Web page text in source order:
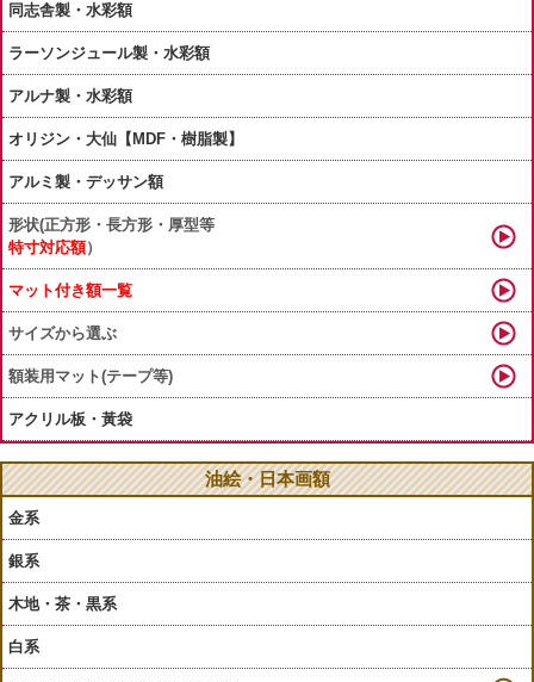
同志舎製・水彩額
ラーソンジュール製・水彩額
アルナ製・水彩額
オリジン・大仙【MDF・樹脂製】
アルミ製・デッサン額
形状(正方形・長方形・厚型等
特寸対応額）
マット付き額一覧
サイズから選ぶ
額装用マット(テープ等)
アクリル板・黃袋
油絵・日本画額
金系
銀系
木地・茶・黒系
白系